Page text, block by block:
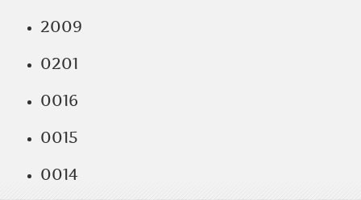
2009
0201
0016
0015
0014